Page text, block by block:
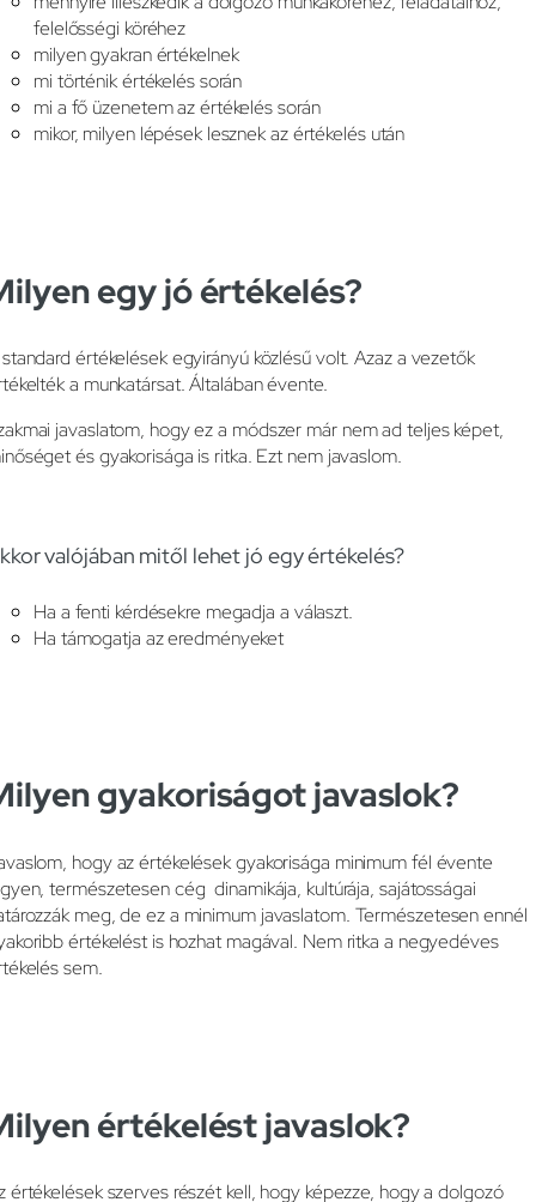
felelősségi köréhez
milyen gyakran értékelnek
mi történik értékelés során
mi a fő üzenetem az értékelés során
mikor, milyen lépések lesznek az értékelés után
egy jó értékelés?
értékelések egyirányú közlésű volt. Azaz a vezetők
a munkatársat. Általában évente.
javaslatom, hogy ez a módszer már nem ad teljes képet,
és gyakorisága is ritka. Ezt nem javaslom.
valójában mitől lehet jó egy értékelés?
Ha a fenti kérdésekre megadja a választ.
Ha támogatja az eredményeket
gyakoriságot javaslok?
hogy az értékelések gyakorisága minimum fél évente
természetesen cég dinamikája, kultúrája, sajátosságai
meg, de ez a minimum javaslatom. Természetesen ennél
értékelést is hozhat magával. Nem ritka a negyedéves
sem.
értékelést javaslok?
értékelések szerves részét kell, hogy képezze, hogy a dolgozó